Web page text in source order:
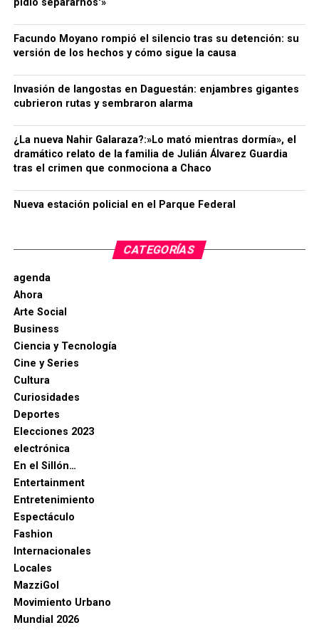
pidió separarnos'»
Facundo Moyano rompió el silencio tras su detención: su
versión de los hechos y cómo sigue la causa
Invasión de langostas en Daguestán: enjambres gigantes
cubrieron rutas y sembraron alarma
¿La nueva Nahir Galaraza?:»Lo mató mientras dormía», el
dramático relato de la familia de Julián Álvarez Guardia
tras el crimen que conmociona a Chaco
Nueva estación policial en el Parque Federal
CATEGORÍAS
agenda
Ahora
Arte Social
Business
Ciencia y Tecnología
Cine y Series
Cultura
Curiosidades
Deportes
Elecciones 2023
electrónica
En el Sillón…
Entertainment
Entretenimiento
Espectáculo
Fashion
Internacionales
Locales
MazziGol
Movimiento Urbano
Mundial 2026